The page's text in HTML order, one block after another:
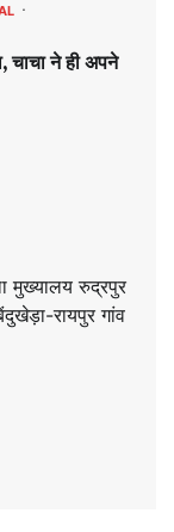
चाचा ने ही अपने
मुख्यालय रुद्रपुर
रायपुर गांव